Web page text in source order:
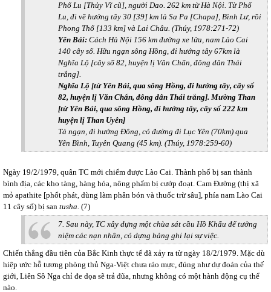
Phố Lu [Thủy Vĩ cũ], người Dao. 262 km từ Hà Nội. Từ Phố
Lu, đi về hướng tây 30 [39] km là Sa Pa [Chapa], Bình Lư, rồi
Phong Thổ [133 km] và Lai Châu. (Thúy, 1978:271-72)
Yên Bái: Cách Hà Nội 156 km đường xe lửa, nam Lào Cai
140 cây số. Hữu ngạn sông Hồng, đi hướng tây 67km là
Nghĩa Lộ [cây số 82, huyện lị Văn Chấn, đông dân Thái
trắng].
Nghĩa Lộ [từ Yên Bái, qua sông Hồng, đi hướng tây, cây số
82, huyện lị Văn Chấn, đông dân Thái trắng]. Mường Than
[từ Yên Bái, qua sông Hồng, đi hướng tây, cây số 222 km
huyện lị Than Uyên]
Tả ngạn, đi hướng Đông, có đường đi Lục Yên (70km) qua
Yên Bình, Tuyên Quang (45 km). (Thúy, 1978:259-60)
Ngày 19/2/1979, quân TC mới chiếm được Lào Cai. Thành phố bị san thành
bình địa, các kho tàng, hàng hóa, nông phẩm bị cướp đoạt. Cam Đường (thị xã
mỏ apathite [phốt phát, dùng làm phân bón và thuốc trừ sâu], phía nam Lào Cai
11 cây số) bị san tusha. (7)
7. Sau này, TC xây dựng một chùa sát cầu Hồ Khẩu để tưởng
niệm các nạn nhân, có dựng bảng ghi lại sự việc.
Chiến thắng đầu tiên của Bắc Kinh thực tế đã xảy ra từ ngày 18/2/1979. Mặc dù
hiệp ước hỗ tương phòng thủ Nga-Việt chưa ráo mực, đúng như dự đoán của thế
giới, Liên Sô Nga chỉ đe dọa sẽ trả đũa, nhưng không có một hành động cụ thể
nào.